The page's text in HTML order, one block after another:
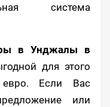
система
в Унджалы в
для этого
Если Вас
или